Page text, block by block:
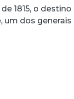
1815, o
um dos